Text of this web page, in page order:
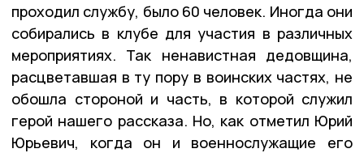
проходил службу, было 60 человек. Иногда они
собирались в клубе для участия в различных
мероприятиях. Так ненавистная дедовщина,
расцветавшая в ту пору в воинских частях, не
обошла стороной и часть, в которой служил
герой нашего рассказа. Но, как отметил Юрий
Юрьевич, когда он и военнослужащие его